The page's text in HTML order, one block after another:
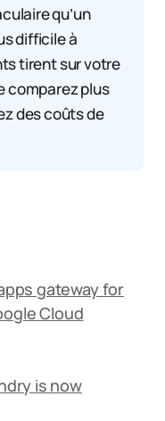
qu’un
difficile à
tirent sur votre
comparez plus
des coûts de
gateway for
Cloud
is now